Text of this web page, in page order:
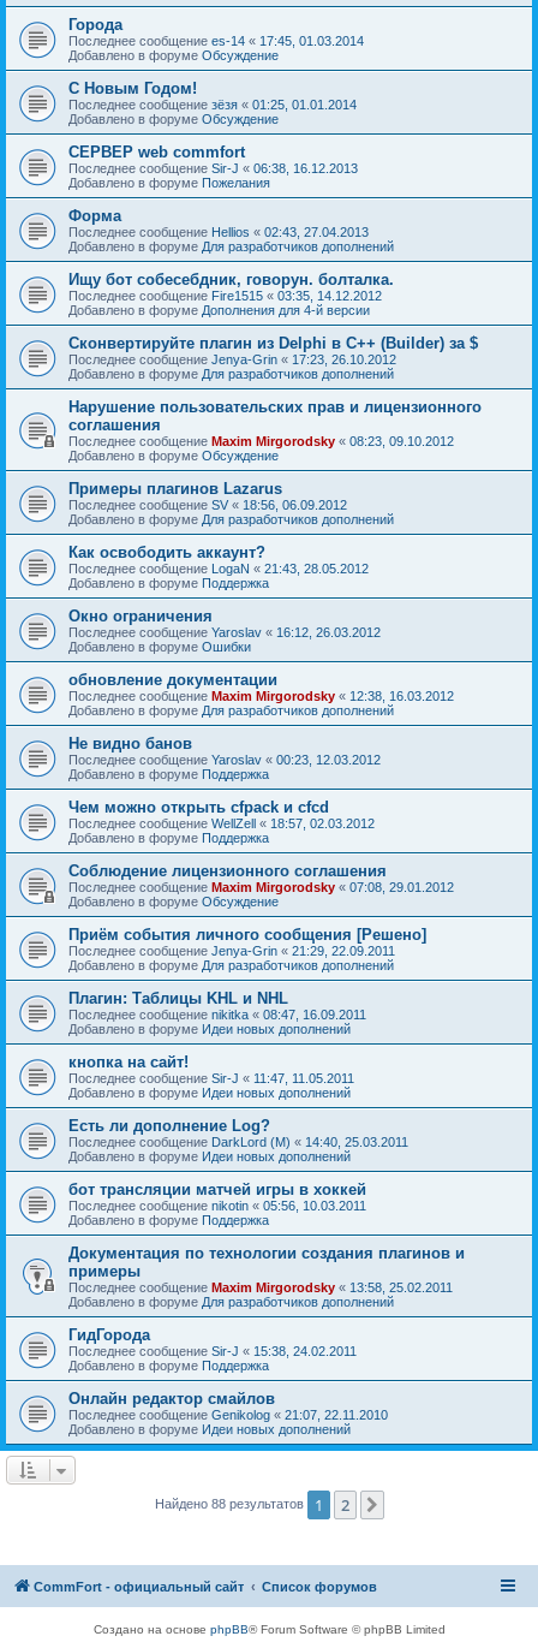
Города
Последнее сообщение es-14 « 17:45, 01.03.2014
Добавлено в форуме Обсуждение
С Новым Годом!
Последнее сообщение зёзя « 01:25, 01.01.2014
Добавлено в форуме Обсуждение
СЕРВЕР web commfort
Последнее сообщение Sir-J « 06:38, 16.12.2013
Добавлено в форуме Пожелания
Форма
Последнее сообщение Hellios « 02:43, 27.04.2013
Добавлено в форуме Для разработчиков дополнений
Ищу бот собесебдник, говорун. болталка.
Последнее сообщение Fire1515 « 03:35, 14.12.2012
Добавлено в форуме Дополнения для 4-й версии
Сконвертируйте плагин из Delphi в C++ (Builder) за $
Последнее сообщение Jenya-Grin « 17:23, 26.10.2012
Добавлено в форуме Для разработчиков дополнений
Нарушение пользовательских прав и лицензионного
соглашения
Последнее сообщение Maxim Mirgorodsky « 08:23, 09.10.2012
Добавлено в форуме Обсуждение
Примеры плагинов Lazarus
Последнее сообщение SV « 18:56, 06.09.2012
Добавлено в форуме Для разработчиков дополнений
Как освободить аккаунт?
Последнее сообщение LogaN « 21:43, 28.05.2012
Добавлено в форуме Поддержка
Окно ограничения
Последнее сообщение Yaroslav « 16:12, 26.03.2012
Добавлено в форуме Ошибки
обновление документации
Последнее сообщение Maxim Mirgorodsky « 12:38, 16.03.2012
Добавлено в форуме Для разработчиков дополнений
Не видно банов
Последнее сообщение Yaroslav « 00:23, 12.03.2012
Добавлено в форуме Поддержка
Чем можно открыть cfpack и cfcd
Последнее сообщение WellZell « 18:57, 02.03.2012
Добавлено в форуме Поддержка
Соблюдение лицензионного соглашения
Последнее сообщение Maxim Mirgorodsky « 07:08, 29.01.2012
Добавлено в форуме Обсуждение
Приём события личного сообщения [Решено]
Последнее сообщение Jenya-Grin « 21:29, 22.09.2011
Добавлено в форуме Для разработчиков дополнений
Плагин: Таблицы KHL и NHL
Последнее сообщение nikitka « 08:47, 16.09.2011
Добавлено в форуме Идеи новых дополнений
кнопка на сайт!
Последнее сообщение Sir-J « 11:47, 11.05.2011
Добавлено в форуме Идеи новых дополнений
Есть ли дополнение Log?
Последнее сообщение DarkLord (M) « 14:40, 25.03.2011
Добавлено в форуме Идеи новых дополнений
бот трансляции матчей игры в хоккей
Последнее сообщение nikotin « 05:56, 10.03.2011
Добавлено в форуме Поддержка
Документация по технологии создания плагинов и
примеры
Последнее сообщение Maxim Mirgorodsky « 13:58, 25.02.2011
Добавлено в форуме Для разработчиков дополнений
ГидГорода
Последнее сообщение Sir-J « 15:38, 24.02.2011
Добавлено в форуме Поддержка
Онлайн редактор смайлов
Последнее сообщение Genikolog « 21:07, 22.11.2010
Добавлено в форуме Идеи новых дополнений
Найдено 88 результатов 1 2
CommFort - официальный сайт Список форумов
Создано на основе phpBB® Forum Software © phpBB Limited